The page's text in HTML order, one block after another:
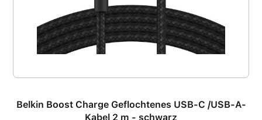
Belkin Boost Charge Geflochtenes USB-C /USB-A-
Kabel 2 m - schwarz